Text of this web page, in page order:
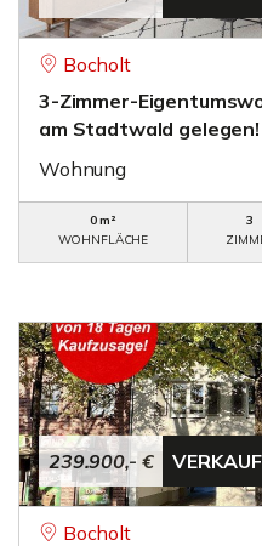
Bocholt
3-Zimmer-
am Stadtwald gelegen!
Wohnung
0 m²
WOHNFLÄCHE
3
239.900,- €
Bocholt